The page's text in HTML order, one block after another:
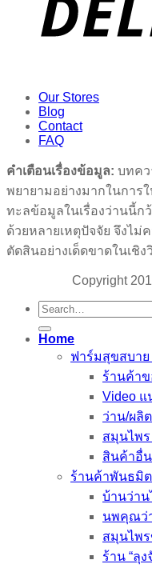
Our Stores
Blog
Contact
FAQ
คำเตือนเรื่องข้อมูล: บทคว
พยายามอย่างมากในการ
ทะลข้อมูลในเรื่องว่านนี้ก
ด้วยหลายเหตุปัจจัย จึงไม่
ตัดสินอย่างเด็ดขาดในเชิง
Copyright
Search
for:
Home
ฟาร์มสุขสบาย
ร้านค้าข
Video
ว่าน/ผลิ
สมุนไพ
สินค้าอื่
ร้านค้าพันธมิ
บ้านว่าน
นพคุณว่
สมุนไพ
ร้าน “ลุง